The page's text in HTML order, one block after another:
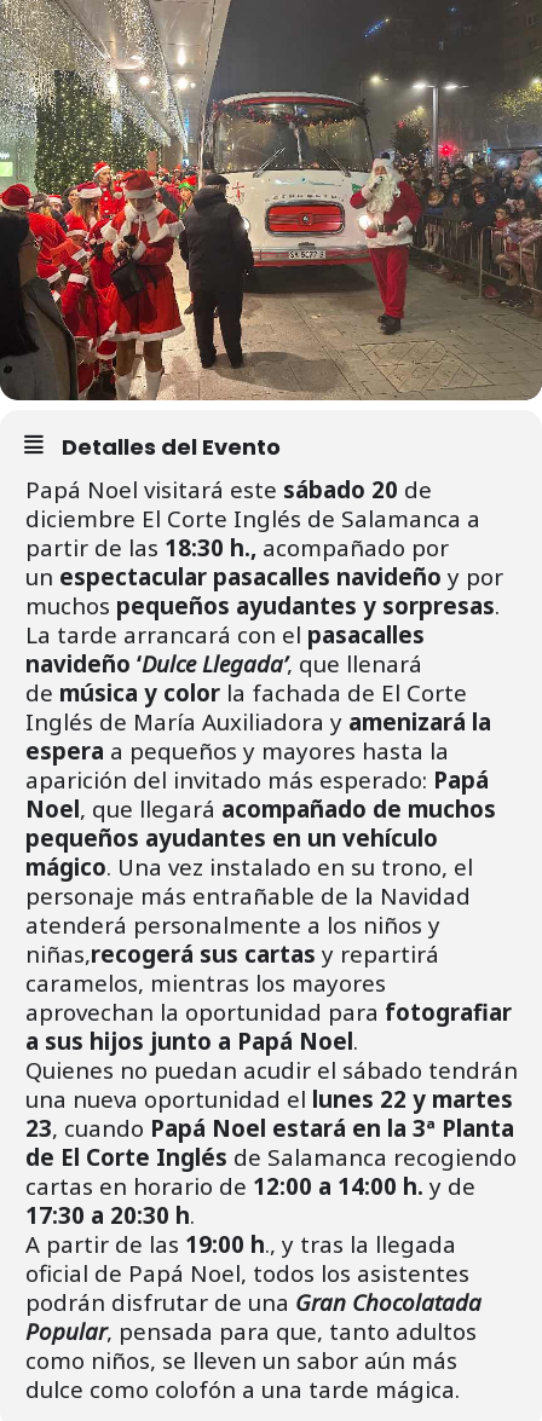
Detalles del Evento
Papá Noel visitará este sábado 20 de
diciembre El Corte Inglés de Salamanca a
partir de las 18:30 h., acompañado por
un espectacular pasacalles navideño y por
muchos pequeños ayudantes y sorpresas.
La tarde arrancará con el pasacalles
navideño ‘Dulce Llegada’, que llenará
de música y color la fachada de El Corte
Inglés de María Auxiliadora y amenizará la
espera a pequeños y mayores hasta la
aparición del invitado más esperado: Papá
Noel, que llegará acompañado de muchos
pequeños ayudantes en un vehículo
mágico. Una vez instalado en su trono, el
personaje más entrañable de la Navidad
atenderá personalmente a los niños y
niñas,recogerá sus cartas y repartirá
caramelos, mientras los mayores
aprovechan la oportunidad para fotografiar
a sus hijos junto a Papá Noel.
Quienes no puedan acudir el sábado tendrán
una nueva oportunidad el lunes 22 y martes
23, cuando Papá Noel estará en la 3ª Planta
de El Corte Inglés de Salamanca recogiendo
cartas en horario de 12:00 a 14:00 h. y de
17:30 a 20:30 h.
A partir de las 19:00 h., y tras la llegada
oficial de Papá Noel, todos los asistentes
podrán disfrutar de una Gran Chocolatada
Popular, pensada para que, tanto adultos
como niños, se lleven un sabor aún más
dulce como colofón a una tarde mágica.